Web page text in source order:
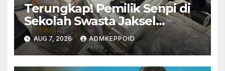
Terungkap! Pemilik Senpi di
Sekolah Swasta Jaksel
Ternyata Direktur
Perusahaan Airsoft Gun
Impor
AUG 7, 2026 ADMKEPPOID